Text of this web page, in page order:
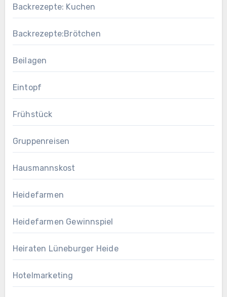
Backrezepte: Kuchen
Backrezepte:Brötchen
Beilagen
Eintopf
Frühstück
Gruppenreisen
Hausmannskost
Heidefarmen
Heidefarmen Gewinnspiel
Heiraten Lüneburger Heide
Hotelmarketing